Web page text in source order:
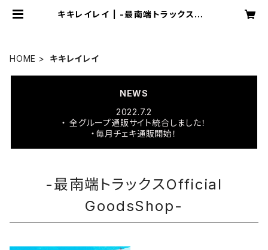
キキレイレイ | -最南端トラックスOff
HOME キキレイレイ
NEWS
2022.7.2
・ 全グループ通販サイト統合しました！
・毎月チェキ通販開始！
-最南端トラックスOfficial
GoodsShop-